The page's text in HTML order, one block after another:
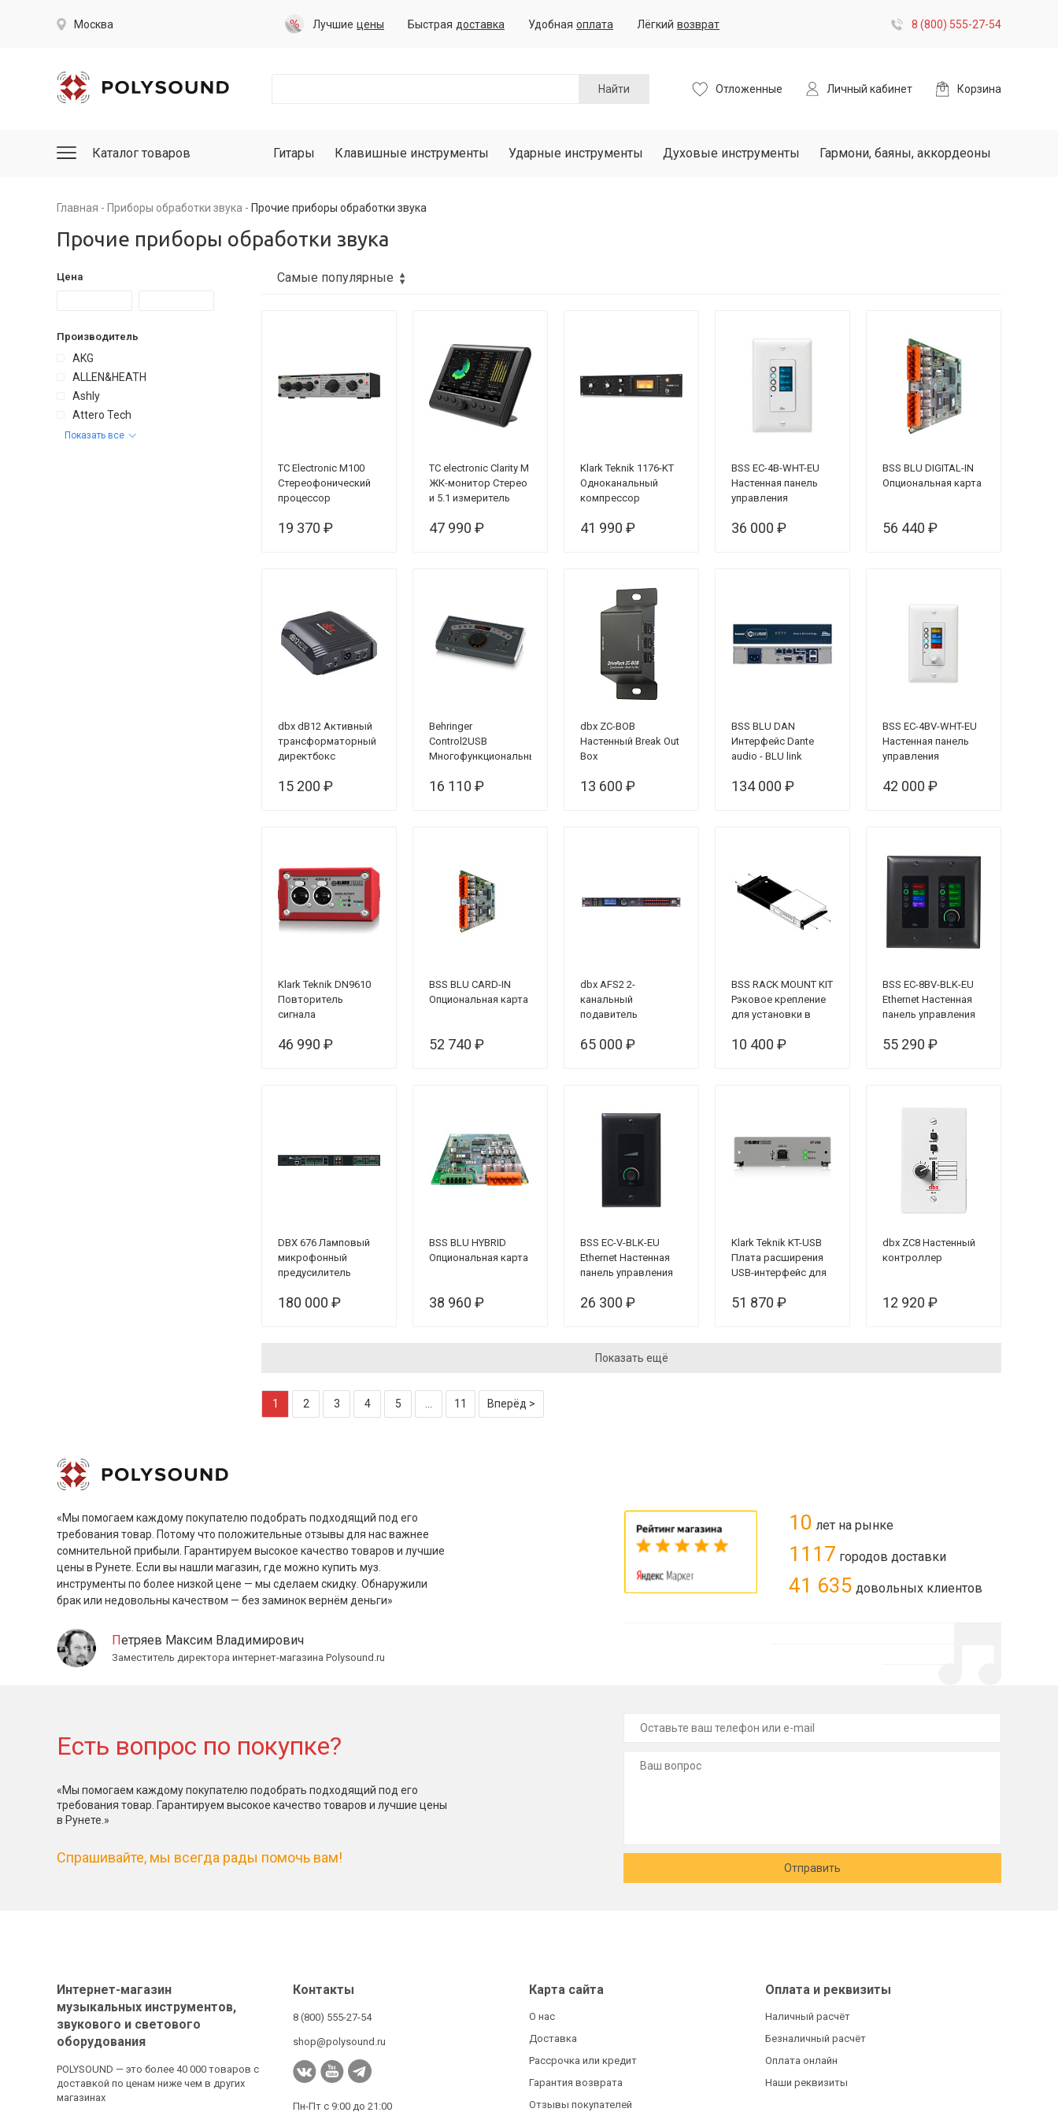
Москва Лучшие цены Быстрая доставка Удобная оплата Лёгкий возврат 8 (800) 555-27-54
Найти Отложенные Личный кабинет Корзина
Каталог товаров Гитары Клавишные инструменты Ударные инструменты Духовые инструменты Гармони, баяны, аккордеоны
Главная Приборы обработки звука Прочие приборы обработки звука
Прочие приборы обработки звука
Цена
Производитель
AKG
ALLEN&HEATH
Ashly
Attero Tech
Показать все
TC Electronic M100
Стереофонический
процессор
19 370 ₽
TC electronic Clarity M
ЖК-монитор Стерео
и 5.1 измеритель
47 990 ₽
Klark Teknik 1176-KT
Одноканальный
компрессор
41 990 ₽
BSS EC-4B-WHT-EU
Настенная панель
управления
36 000 ₽
BSS BLU DIGITAL-IN
Опциональная карта
56 440 ₽
dbx dB12 Активный
трансформаторный
директбокс
15 200 ₽
Behringer
Control2USB
Многофункциональный
контроллер
16 110 ₽
dbx ZC-BOB
Настенный Break Out
Box
13 600 ₽
BSS BLU DAN
Интерфейс Dante
audio - BLU link
134 000 ₽
BSS EC-4BV-WHT-EU
Настенная панель
управления
42 000 ₽
Klark Teknik DN9610
Повторитель
сигнала
46 990 ₽
BSS BLU CARD-IN
Опциональная карта
52 740 ₽
dbx AFS2 2-
канальный
подавитель
ЖК-дисплеем
65 000 ₽
BSS RACK MOUNT KIT
Рэковое крепление
для установки в
полурэковых BLU-
10 400 ₽
BSS EC-8BV-BLK-EU
Ethernet Настенная
панель управления
55 290 ₽
DBX 676 Ламповый
микрофонный
предусилитель
180 000 ₽
BSS BLU HYBRID
Опциональная карта
38 960 ₽
BSS EC-V-BLK-EU
Ethernet Настенная
панель управления
26 300 ₽
Klark Teknik KT-USB
Плата расширения
USB-интерфейс для
51 870 ₽
dbx ZC8 Настенный
контроллер
12 920 ₽
Показать ещё
1 2 3 4 5 11 Вперёд >
«Мы помогаем каждому покупателю подобрать подходящий под его
требования товар. Потому что положительные отзывы для нас важнее
сомнительной прибыли. Гарантируем высокое качество товаров и лучшие
цены в Рунете. Если вы нашли магазин, где можно купить муз.
инструменты по более низкой цене — мы сделаем скидку. Обнаружили
брак или недовольны качеством — без заминок вернём деньги»
Петряев Максим Владимирович
Заместитель директора интернет-магазина Polysound.ru
10 лет на рынке
1117 городов доставки
41 635 довольных клиентов
Есть вопрос по покупке?
«Мы помогаем каждому покупателю подобрать подходящий под его
требования товар. Гарантируем высокое качество товаров и лучшие цены
в Рунете.»
Спрашивайте, мы всегда рады помочь вам!
Отправить
Интернет-магазин
музыкальных инструментов,
звукового и светового
оборудования
POLYSOUND — это более 40 000 товаров с
доставкой по ценам ниже чем в других
магазинах
Контакты
8 (800) 555-27-54
shop@polysound.ru
Пн-Пт с 9:00 до 21:00
Карта сайта
О нас
Доставка
Рассрочка или кредит
Гарантия возврата
Отзывы покупателей
Оплата и реквизиты
Наличный расчёт
Безналичный расчёт
Оплата онлайн
Наши реквизиты